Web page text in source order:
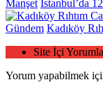
Manşet İstanbul’da
Gündem Kadıköy
Site İçi
Yorum yapabilmek